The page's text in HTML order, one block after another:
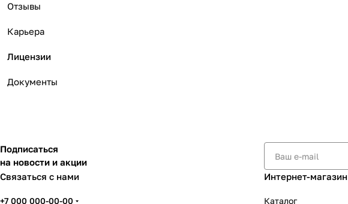
Отзывы
Карьера
Лицензии
Документы
Подписаться
на новости и акции
Связаться с нами
+7 000 000-00-00
Интернет-магазин
Каталог